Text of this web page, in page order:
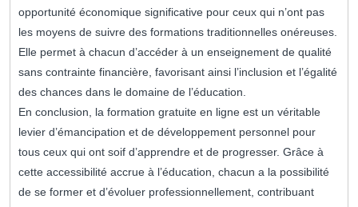
opportunité économique significative pour ceux qui n’ont pas
les moyens de suivre des formations traditionnelles onéreuses.
Elle permet à chacun d’accéder à un enseignement de qualité
sans contrainte financière, favorisant ainsi l’inclusion et l’égalité
des chances dans le domaine de l’éducation.
En conclusion, la formation gratuite en ligne est un véritable
levier d’émancipation et de développement personnel pour
tous ceux qui ont soif d’apprendre et de progresser. Grâce à
cette accessibilité accrue à l’éducation, chacun a la possibilité
de se former et d’évoluer professionnellement, contribuant